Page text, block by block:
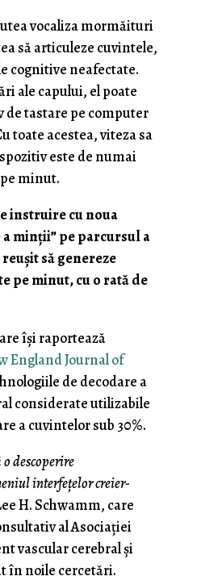
vocaliza mormăituri
să articuleze cuvintele,
cognitive neafectate.
ale capului, el poate
tastare pe computer
toate acestea, viteza sa
este de numai
minut.
instruire cu noua
minții” pe parcursul a
să genereze
pe minut, cu o rată de
își raportează
England Journal of
de decodare a
considerate utilizabile
a cuvintelor sub 30%.
descoperire
interfețelor creier-
H. Schwamm, care
al Asociației
vascular cerebral și
în noile cercetări.